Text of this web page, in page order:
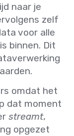
naar je
zelf
voor alle
binnen. Dit
omdat het
dat moment
streamt,
opgezet